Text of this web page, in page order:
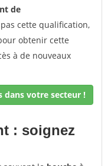
de
cette qualification,
obtenir cette
à de nouveaux
dans votre secteur !
: soignez